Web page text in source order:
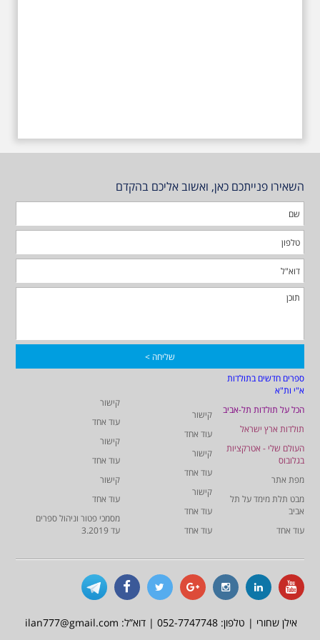
השאירו פנייתכם כאן, ואשוב אליכם בהקדם
ספרים חדשים בתולדות
א"י ות"א
הכל על תולדות תל-אביב
תולדות ארץ ישראל
העולם שלי - אטרקציות
בגלובוס
מפת אתר
מבט תלת מימד על תל
אביב
עוד אחד
קישור
עוד אחד
קישור
עוד אחד
קישור
עוד אחד
עוד אחד
קישור
עוד אחד
קישור
עוד אחד
קישור
עוד אחד
מסמכי פטור וניהול ספרים
עד 3.2019
אילן שחורי | טלפון: 052-7747748 | דוא”ל: ilan777@gmail.com